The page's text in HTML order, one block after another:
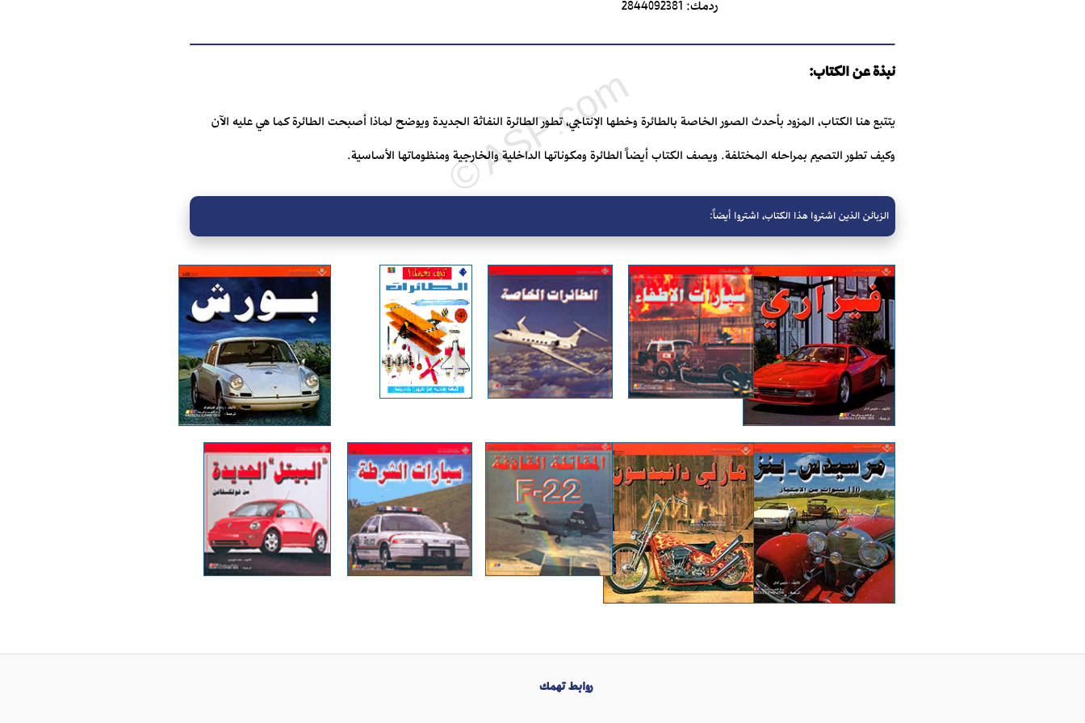
نبذة عن الكتاب:
يتتبع هنا الكتاب، المزود بأحدث الصور الخاصة بالطائرة وخطها الإنتاجي، تطور الطائرة النفاثة الجديدة ويوضح لماذا أصبحت الطائرة كما هي عليه الآن
وكيف تطور التصميم بمراحله المختلفة. ويصف الكتاب أيضاً الطائرة ومكوناتها الداخلية والخارجية ومنظوماتها الأساسية.
الزبائن الذين اشتروا هذا الكتاب، اشتروا أيضاً:
روابط تهمك